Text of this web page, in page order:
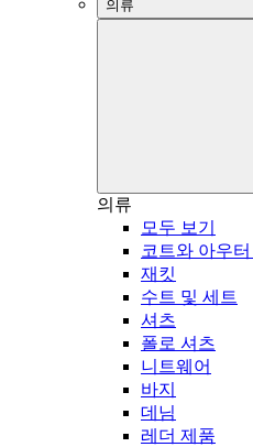
의류
의류
모두 보기
코트와 아우터
재킷
수트 및 세트
셔츠
폴로 셔츠
니트웨어
바지
데님
레더 제품